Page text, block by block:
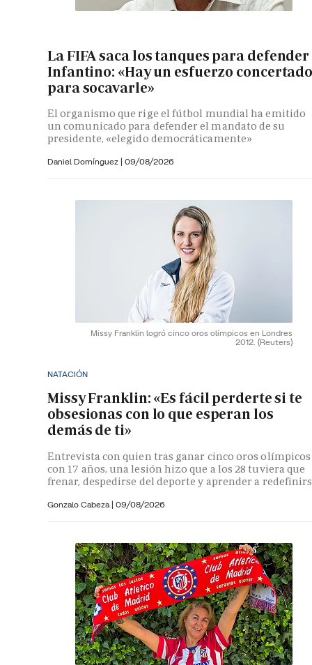
La FIFA saca los tanques para defender
Infantino: «Hay un esfuerzo
para socavarle»
El organismo que rige el fútbol mundial ha emitido
un comunicado para defender el mandato de su
presidente, «elegido democráticamente»
Daniel Domínguez | 09/08/2026
Missy Franklin logró cinco oros olímpicos en Londres
2012. (Reuters)
NATACIÓN
Missy Franklin: «Es fácil perderte si te
obsesionas con lo que esperan los
demás de ti»
Entrevista con quien tras ganar cinco oros olímpicos
con 17 años, una lesión hizo que a los 28 tuviera que
frenar, despedirse del deporte y aprender a
Gonzalo Cabeza | 09/08/2026